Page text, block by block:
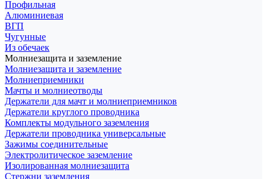
Профильная
Алюминиевая
ВГП
Чугунные
Из обечаек
Молниезащита и заземление
Молниезащита и заземление
Молниеприемники
Мачты и молниеотводы
Держатели для мачт и молниеприемников
Держатели круглого проводника
Комплекты модульного заземления
Держатели проводника универсальные
Зажимы соединительные
Электролитическое заземление
Изолированная молниезащита
Стержни заземления